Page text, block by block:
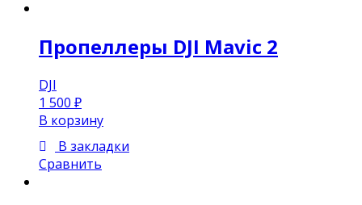
Пропеллеры DJI Mavic 2
DJI
1 500 ₽
В корзину
В закладки
Сравнить